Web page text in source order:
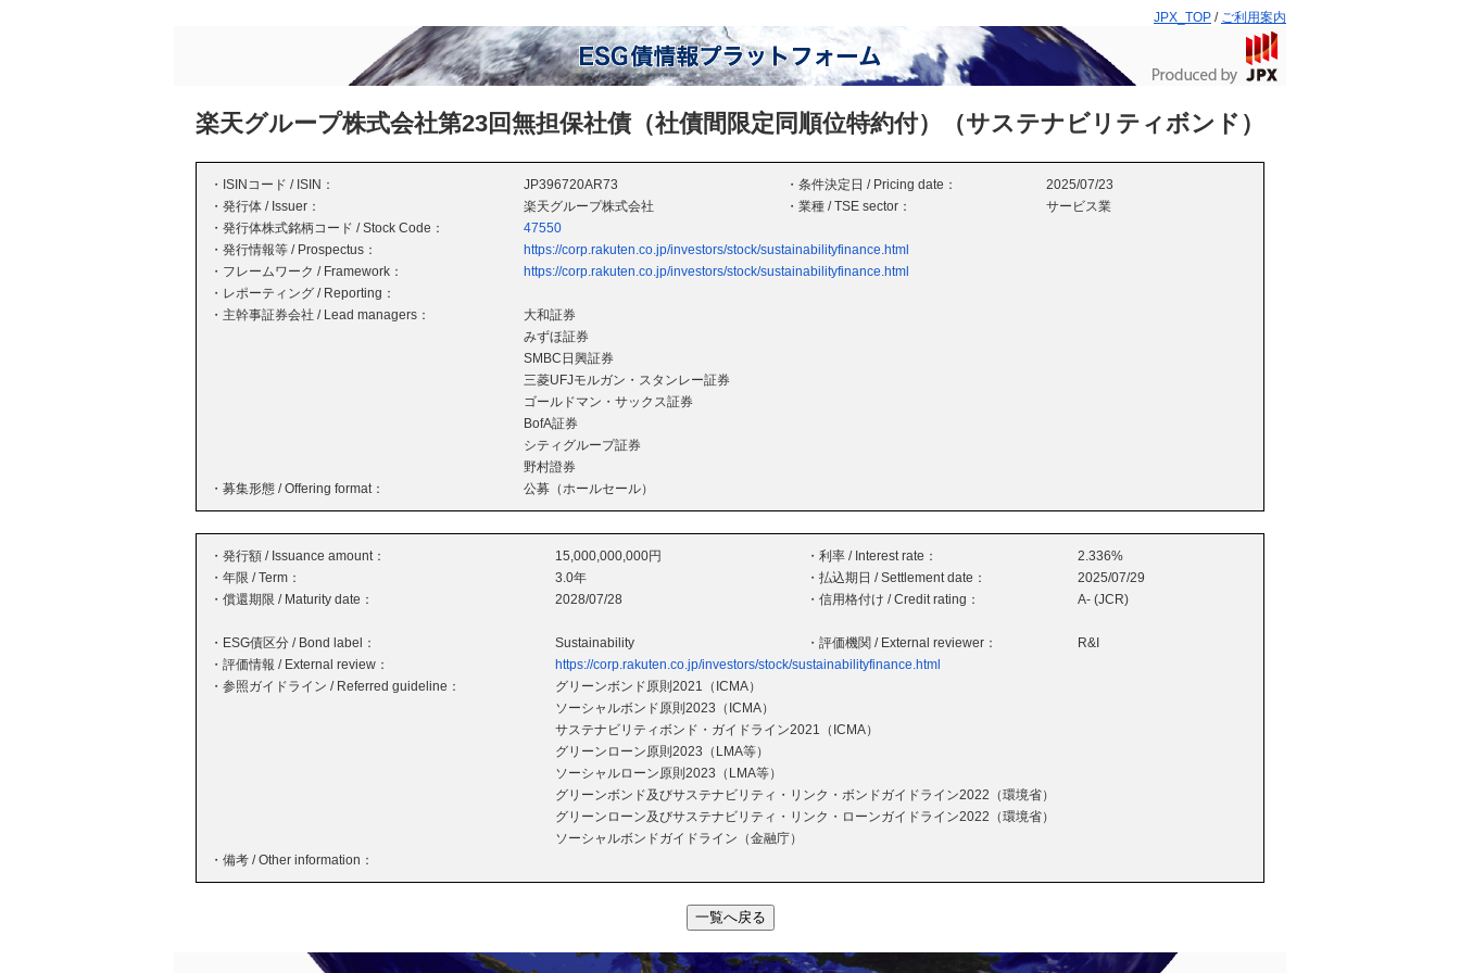
JPX_TOP / ご利用案内
楽天グループ株式会社第23回無担保社債（社債間限定同順位特約付）（サステナビリティボンド）
・ISINコード / ISIN： JP396720AR73 ・条件決定日 / Pricing date：
2025/07/23
・発行体 / Issuer：
楽天グループ株式会社 ・業種 / TSE sector：
サービス業
・発行体株式銘柄コード / Stock Code：
47550
・発行情報等 / Prospectus：
https://corp.rakuten.co.jp/investors/stock/sustainabilityfinance.html
・フレームワーク / Framework：
https://corp.rakuten.co.jp/investors/stock/sustainabilityfinance.html
・レポーティング / Reporting：
・主幹事証券会社 / Lead managers：
大和証券
みずほ証券
SMBC日興証券
三菱UFJモルガン・スタンレー証券
ゴールドマン・サックス証券
BofA証券
シティグループ証券
野村證券
・募集形態 / Offering format：
公募（ホールセール）
・発行額 / Issuance amount： 15,000,000,000円 ・利率 / Interest rate：
2.336%
・年限 / Term：
3.0年 ・払込期日 / Settlement date：
2025/07/29
・償還期限 / Maturity date：
2028/07/28 ・信用格付け / Credit rating： A- (JCR)
・ESG債区分 / Bond label： Sustainability ・評価機関 / External reviewer：
R&I
・評価情報 / External review：
https://corp.rakuten.co.jp/investors/stock/sustainabilityfinance.html
・参照ガイドライン / Referred guideline：
グリーンボンド原則2021（ICMA）
ソーシャルボンド原則2023（ICMA）
サステナビリティボンド・ガイドライン2021（ICMA）
グリーンローン原則2023（LMA等）
ソーシャルローン原則2023（LMA等）
グリーンボンド及びサステナビリティ・リンク・ボンドガイドライン2022（環境省）
グリーンローン及びサステナビリティ・リンク・ローンガイドライン2022（環境省）
ソーシャルボンドガイドライン（金融庁）
・備考 / Other information：
一覧へ戻る